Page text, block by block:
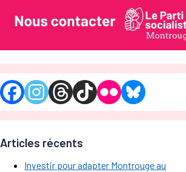
Articles récents
Investir pour adapter Montrouge au